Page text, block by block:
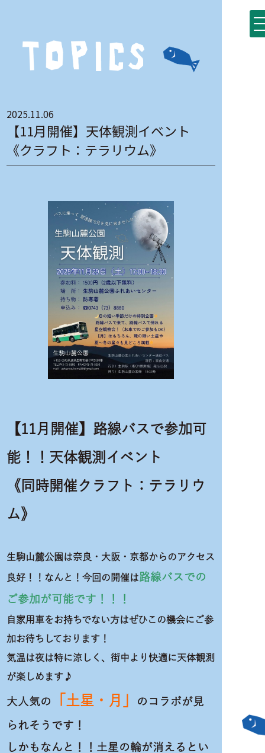
2025.11.06
【11月開催】天体観測イベント
《クラフト：テラリウム》
【11月開催】路線バスで参加可
能！！天体観測イベント
《同時開催クラフト：テラリウ
ム》
生駒山麓公園は奈良・大阪・京都からのアクセス
良好！！なんと！今回の開催は路線バスでの
ご参加が可能です！！！
自家用車をお持ちでない方はぜひこの機会にご参
加お待ちしております！
気温は夜は特に涼しく、街中より快適に天体観測
が楽しめます♪
大人気の 「土星・月」 のコラボが見
られそうです！
しかもなんと！！土星の輪が消えるとい